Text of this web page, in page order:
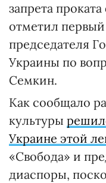
запрета
отметил первый
председателя
Украины по
Семкин.
Как сообщало
культуры
Украине этой
«Свобода» и
диаспоры,